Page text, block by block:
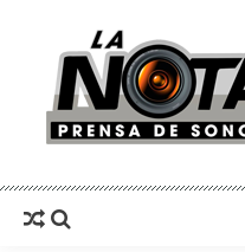
La Nota Prensa